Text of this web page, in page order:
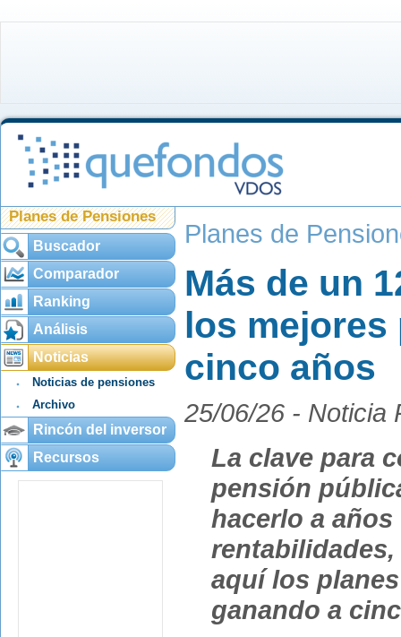
Planes de Pensiones
Buscador
Comparador
Ranking
Análisis
Noticias
Noticias de pensiones
Archivo
Rincón del inversor
Recursos
Planes de
Más de un
los mejores
cinco años
25/06/26 - Noticia
La clave para
pensión
hacerlo a
aquí los
ganando a